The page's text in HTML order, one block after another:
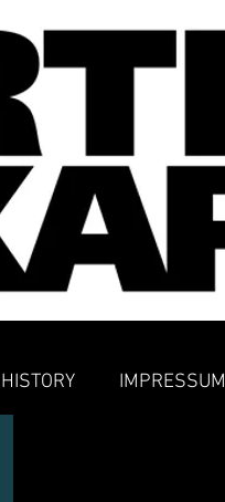
HISTORY IMPRESSUM